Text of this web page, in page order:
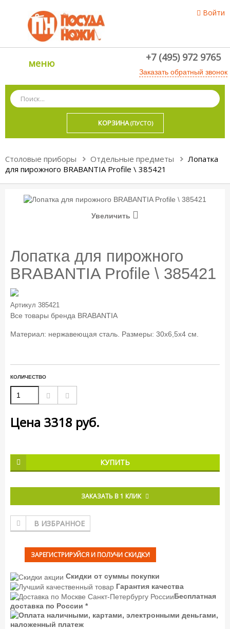
Войти
меню +7 (495) 972 9765
Заказать обратный звонок
КОРЗИНА (ПУСТО)
Столовые приборы Отдельные предметы
Лопатка
для пирожного BRABANTIA Profile \ 385421
Увеличить
Лопатка для пирожного
BRABANTIA Profile \ 385421
Артикул 385421
Все товары бренда BRABANTIA
Материал: нержавеющая сталь. Размеры: 30х6,5х4 см.
КОЛИЧЕСТВО
Цена 3318 руб.
КУПИТЬ
ЗАКАЗАТЬ В 1 КЛИК
В ИЗБРАННОЕ
ЗАРЕГИСТРИРУЙСЯ И ПОЛУЧИ СКИДКУ!
Скидки от суммы покупки
Гарантия качества
Бесплатная
доставка по России *